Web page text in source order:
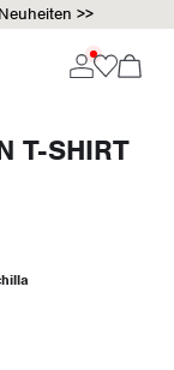
>>
T-SHIRT